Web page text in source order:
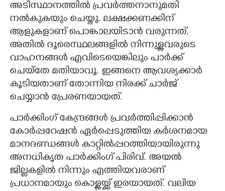
അടിസ്ഥാനത്തിൽ പ്രവർത്തനാനുമതി
നൽകുകയും ചെയ്തു. ലക്ഷക്കണക്കിന്
ആളുകളാണ് പൊങ്കാലയിടാൻ വരുന്നത്.
അതിൽ ദൂരെസ്ഥലങ്ങളിൽ നിന്നുള്ളവരുടെ
വാഹനങ്ങൾ എവിടെയെങ്കിലും പാർക്ക്
ചെയ്തേ മതിയാവൂ. ഇങ്ങനെ ആവശ്യക്കാർ
കൂടിയതാണ് തോന്നിയ നിരക്ക് ചാർജ്
ചെയ്യാൻ പ്രേരണയായത്.
പാർക്കിംഗ് കേന്ദ്രങ്ങൾ പ്രവർത്തിപ്പിക്കാൻ
കോർപ്പറേഷൻ ഏർപ്പെടുത്തിയ കർശനമായ
മാനദണ്ഡങ്ങൾ കാറ്റിൽപ്പറത്തിയായിരുന്നു
അനധികൃത പാർക്കിംഗ് പിരിവ്. അയൽ
ജില്ലകളിൽ നിന്നും എത്തിയവരാണ്
പ്രധാനമായും കൊള്ളയ്ക്ക് ഇരയായത്. വലിയ